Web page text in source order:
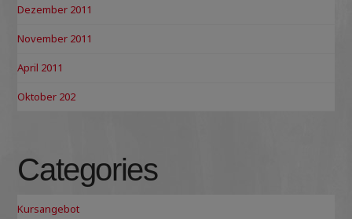
Dezember 2011
November 2011
April 2011
Oktober 202
Categories
Kursangebot